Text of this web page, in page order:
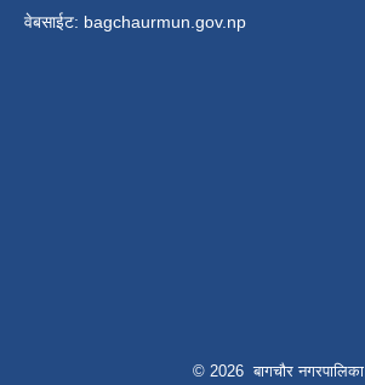
वे‍बसाईट: bagchaurmun.gov.np
© 2026 बागचौर नगरपालिका